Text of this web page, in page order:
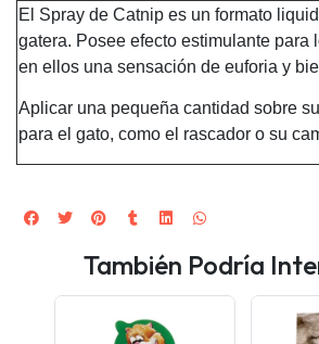
El Spray de Catnip es un formato
gatera. Posee efecto estimulante para
en ellos una sensación de euforia y
Aplicar una pequeña cantidad sobre
para el gato, como el rascador o su
También Podría